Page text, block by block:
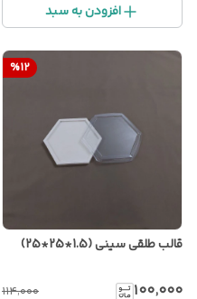
افزودن به سبد
%12
قالب طلقی سینی (1.5*25*25)
۱۰۰٬۰۰۰ ۱۱۴٬۰۰۰